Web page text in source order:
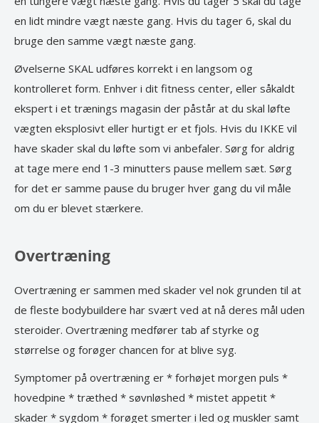
en lidt mindre vægt næste gang. Hvis du tager 6, skal du
bruge den samme vægt næste gang.
Øvelserne SKAL udføres korrekt i en langsom og
kontrolleret form. Enhver i dit fitness center, eller såkaldt
ekspert i et trænings magasin der påstår at du skal løfte
vægten eksplosivt eller hurtigt er et fjols. Hvis du IKKE vil
have skader skal du løfte som vi anbefaler. Sørg for aldrig
at tage mere end 1-3 minutters pause mellem sæt. Sørg
for det er samme pause du bruger hver gang du vil måle
om du er blevet stærkere.
Overtræning
Overtræning er sammen med skader vel nok grunden til at
de fleste bodybuildere har svært ved at nå deres mål uden
steroider. Overtræning medfører tab af styrke og
størrelse og forøger chancen for at blive syg.
Symptomer på overtræning er * forhøjet morgen puls *
hovedpine * træthed * søvnløshed * mistet appetit *
skader * sygdom * forøget smerter i led og muskler samt